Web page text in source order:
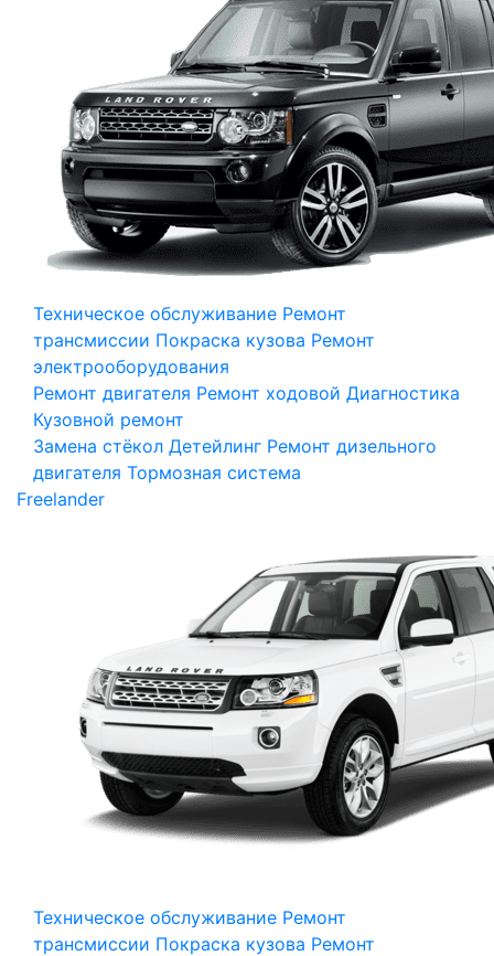
Техническое обслуживание Ремонт
трансмиссии Покраска кузова Ремонт
электрооборудования
Ремонт двигателя Ремонт ходовой Диагностика
Кузовной ремонт
Замена стёкол Детейлинг Ремонт дизельного
двигателя Тормозная система
Freelander
Техническое обслуживание Ремонт
трансмиссии Покраска кузова Ремонт